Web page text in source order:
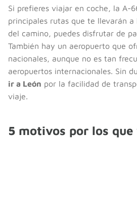
Si prefieres viajar en coche, la A-
principales rutas que te llevarán
del camino, puedes disfrutar de
También hay un aeropuerto que
nacionales, aunque no es tan
aeropuertos internacionales. Sin
ir a León por la facilidad de
viaje.
5 motivos por los